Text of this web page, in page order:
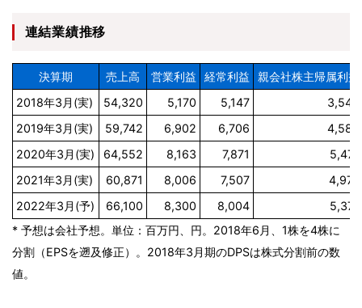
連結業績推移
決算期 売上高 営業利益 経常利益
親会社株主帰属利益
2018年3月(実)
54,320 5,170 5,147
3,542
2019年3月(実)
59,742 6,902 6,706
4,584
2020年3月(実)
64,552 8,163 7,871
5,471
2021年3月(実)
60,871 8,006 7,507
4,974
2022年3月(予)
66,100 8,300 8,004
5,371
* 予想は会社予想。単位：百万円、円。2018年6月、1株を4株に
分割（EPSを遡及修正）。2018年3月期のDPSは株式分割前の数
値。